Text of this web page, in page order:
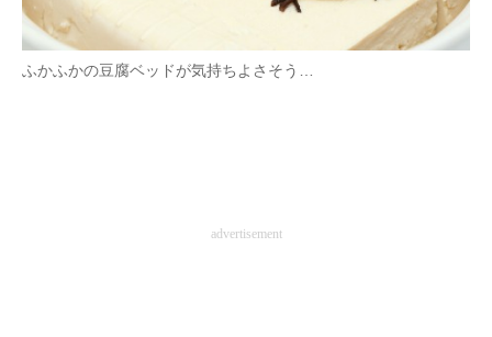
ふかふかの豆腐ベッドが気持ちよさそう…
advertisement